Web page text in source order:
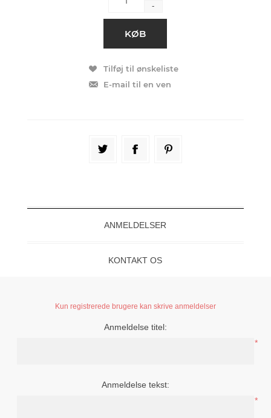
-
ANMELDELSER
KONTAKT OS
Kun registrerede brugere kan skrive anmeldelser
Anmeldelse titel:
*
Anmeldelse tekst:
*